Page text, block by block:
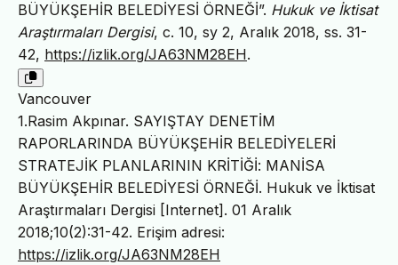
BÜYÜKŞEHİR BELEDİYESİ ÖRNEĞİ”. Hukuk ve İktisat
Araştırmaları Dergisi, c. 10, sy 2, Aralık 2018, ss. 31-
42, https://izlik.org/JA63NM28EH.
Vancouver
1.Rasim Akpınar. SAYIŞTAY DENETİM
RAPORLARINDA BÜYÜKŞEHİR BELEDİYELERİ
STRATEJİK PLANLARININ KRİTİĞİ: MANİSA
BÜYÜKŞEHİR BELEDİYESİ ÖRNEĞİ. Hukuk ve İktisat
Araştırmaları Dergisi [Internet]. 01 Aralık
2018;10(2):31-42. Erişim adresi:
https://izlik.org/JA63NM28EH